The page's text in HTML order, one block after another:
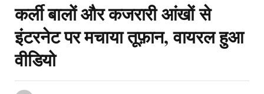
कर्ली बालों और कजरारी आंखों से
इंटरनेट पर मचाया तूफ़ान, वायरल हुआ
वीडियो